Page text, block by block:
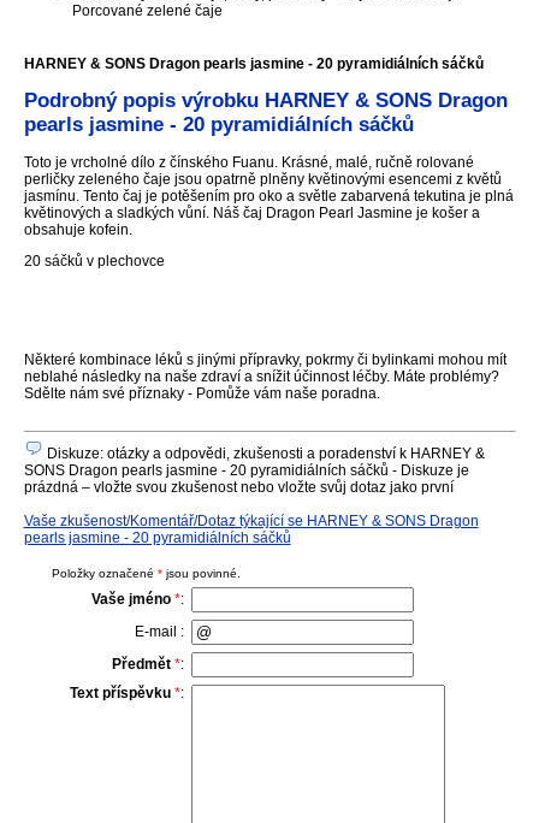
Porcované zelené čaje
HARNEY & SONS Dragon pearls jasmine - 20 pyramidiálních sáčků
Podrobný popis výrobku HARNEY & SONS Dragon
pearls jasmine - 20 pyramidiálních sáčků
Toto je vrcholné dílo z čínského Fuanu. Krásné, malé, ručně rolované
perličky zeleného čaje jsou opatrně plněny květinovými esencemi z květů
jasmínu. Tento čaj je potěšením pro oko a světle zabarvená tekutina je plná
květinových a sladkých vůní. Náš čaj Dragon Pearl Jasmine je košer a
obsahuje kofein.
20 sáčků v plechovce
Některé kombinace léků s jinými přípravky, pokrmy či bylinkami mohou mít
neblahé následky na naše zdraví a snížit účinnost léčby. Máte problémy?
Sdělte nám své příznaky - Pomůže vám naše poradna.
Diskuze: otázky a odpovědi, zkušenosti a poradenství k HARNEY &
SONS Dragon pearls jasmine - 20 pyramidiálních sáčků - Diskuze je
prázdná – vložte svou zkušenost nebo vložte svůj dotaz jako první
Vaše zkušenost/Komentář/Dotaz týkající se HARNEY & SONS Dragon
pearls jasmine - 20 pyramidiálních sáčků
Položky označené * jsou povinné.
Vaše jméno *:
E-mail :
Předmět *:
Text příspěvku *: